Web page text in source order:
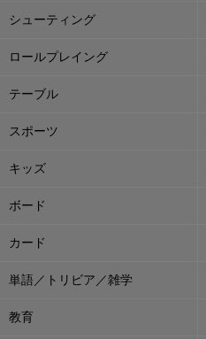
シューティング
ロールプレイング
テーブル
スポーツ
キッズ
ボード
カード
単語／トリビア／雑学
教育